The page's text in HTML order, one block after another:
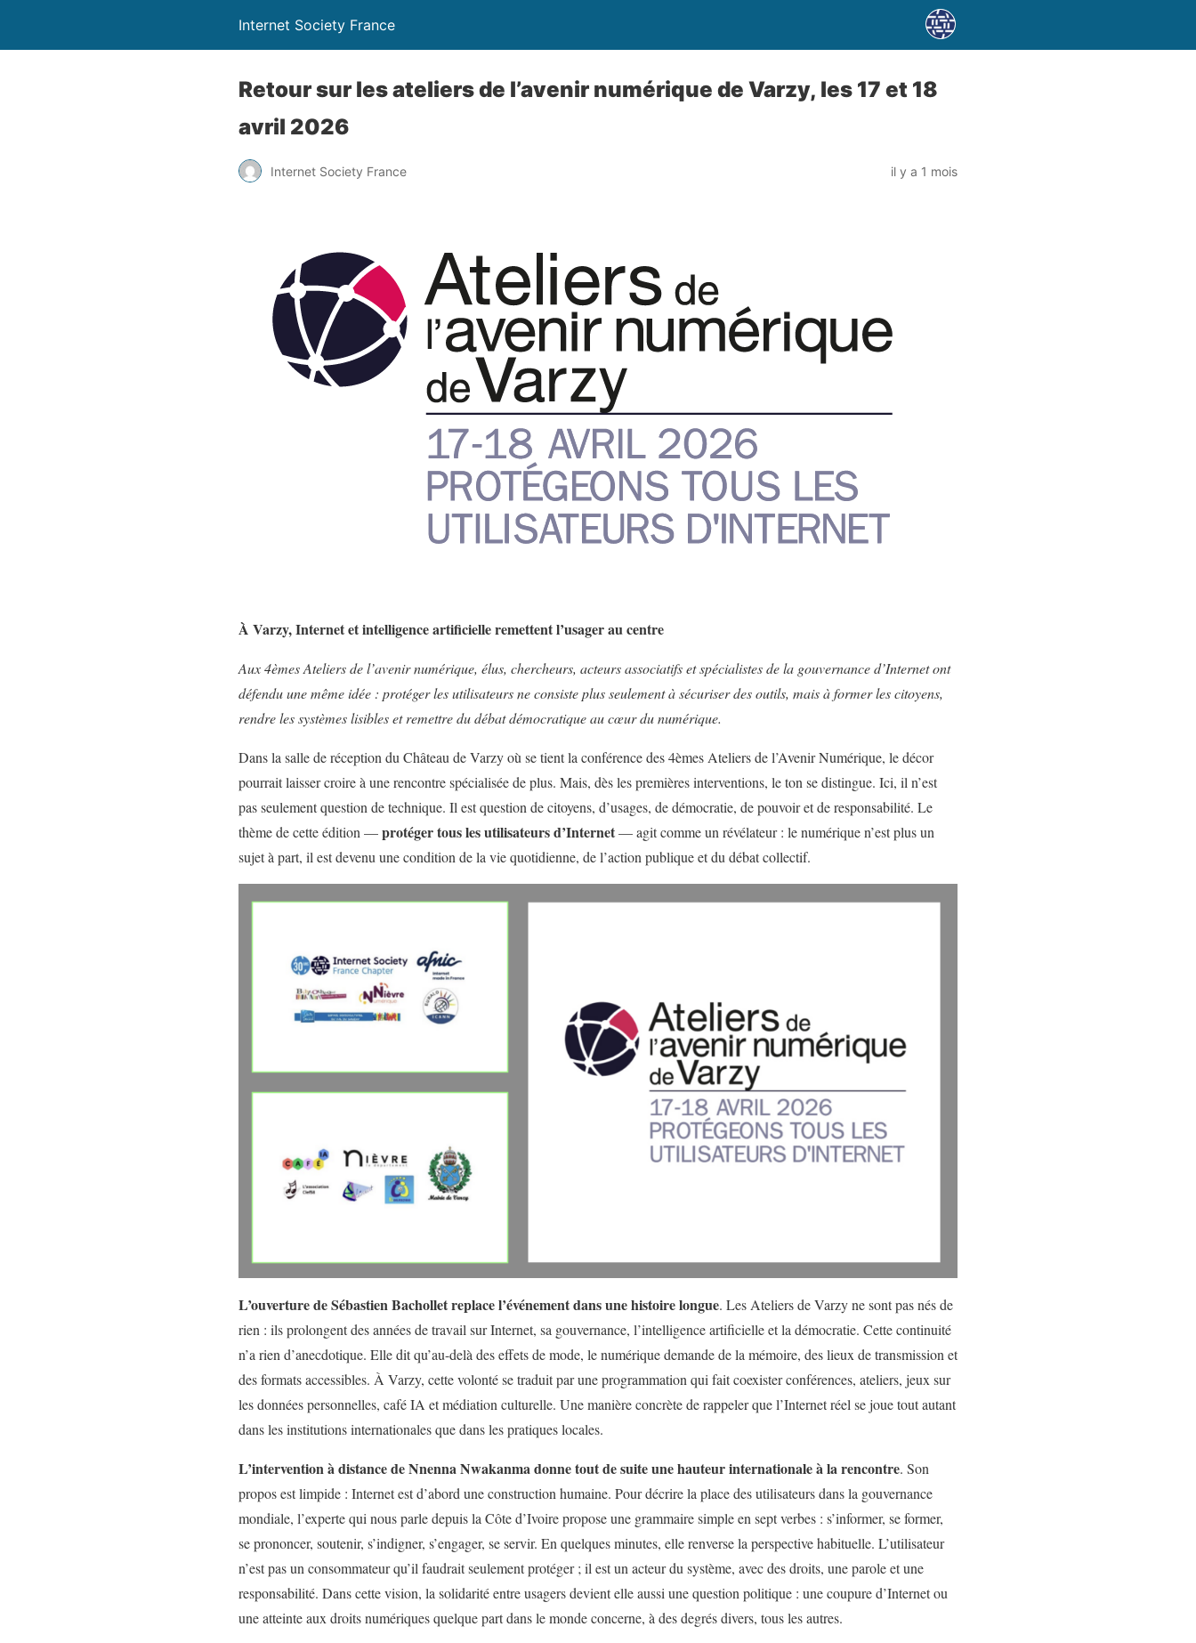
Internet Society France
Retour sur les ateliers de l’avenir numérique de Varzy, les 17 et 18
avril 2026
Internet Society France il y a 1 mois
À Varzy, Internet et intelligence artificielle remettent l’usager au centre
Aux 4èmes Ateliers de l’avenir numérique, élus, chercheurs, acteurs associatifs et spécialistes de la gouvernance d’Internet ont
défendu une même idée : protéger les utilisateurs ne consiste plus seulement à sécuriser des outils, mais à former les citoyens,
rendre les systèmes lisibles et remettre du débat démocratique au cœur du numérique.
Dans la salle de réception du Château de Varzy où se tient la conférence des 4èmes Ateliers de l’Avenir Numérique, le décor
pourrait laisser croire à une rencontre spécialisée de plus. Mais, dès les premières interventions, le ton se distingue. Ici, il n’est
pas seulement question de technique. Il est question de citoyens, d’usages, de démocratie, de pouvoir et de responsabilité. Le
thème de cette édition —protéger tous les utilisateurs d’Internet— agit comme un révélateur : le numérique n’est plus un
sujet à part, il est devenu une condition de la vie quotidienne, de l’action publique et du débat collectif.
L’ouverture de Sébastien Bachollet replace l’événement dans une histoire longue. Les Ateliers de Varzy ne sont pas nés de
rien : ils prolongent des années de travail sur Internet, sa gouvernance, l’intelligence artificielle et la démocratie. Cette continuité
n’a rien d’anecdotique. Elle dit qu’au-delà des effets de mode, le numérique demande de la mémoire, des lieux de transmission et
des formats accessibles. À Varzy, cette volonté se traduit par une programmation qui fait coexister conférences, ateliers, jeux sur
les données personnelles, café IA et médiation culturelle. Une manière concrète de rappeler que l’Internet réel se joue tout autant
dans les institutions internationales que dans les pratiques locales.
L’intervention à distance de Nnenna Nwakanma donne tout de suite une hauteur internationale à la rencontre. Son
propos est limpide : Internet est d’abord une construction humaine. Pour décrire la place des utilisateurs dans la gouvernance
mondiale, l’experte qui nous parle depuis la Côte d’Ivoire propose une grammaire simple en sept verbes : s’informer, se former,
se prononcer, soutenir, s’indigner, s’engager, se servir. En quelques minutes, elle renverse la perspective habituelle. L’utilisateur
n’est pas un consommateur qu’il faudrait seulement protéger ; il est un acteur du système, avec des droits, une parole et une
responsabilité. Dans cette vision, la solidarité entre usagers devient elle aussi une question politique : une coupure d’Internet ou
une atteinte aux droits numériques quelque part dans le monde concerne, à des degrés divers, tous les autres.